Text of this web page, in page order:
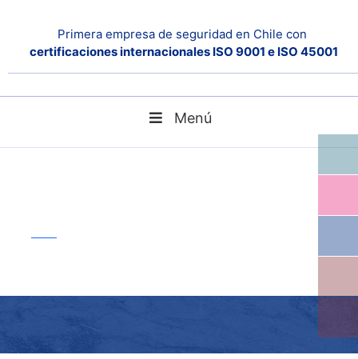
Primera empresa de seguridad en Chile con
certificaciones internacionales ISO 9001 e ISO 45001
Menú
LANDING PAGE
SEGURIDAD
landing page seguridad